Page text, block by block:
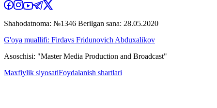
Shahodatnoma: №1346 Berilgan sana: 28.05.2020
G'oya muallifi: Firdavs Fridunovich Abduxalikov
Asoschisi: "Master Media Production and Broadcast"
Maxfiylik siyosatiFoydalanish shartlari